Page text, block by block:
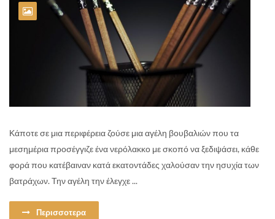
Κάποτε σε μια περιφέρεια ζούσε μια αγέλη βουβαλιών που τα
μεσημέρια προσέγγιζε ένα νερόλακκο με σκοπό να ξεδιψάσει, κάθε
φορά που κατέβαιναν κατά εκατοντάδες χαλούσαν την ησυχία των
βατράχων. Την αγέλη την έλεγχε ...
Περισσοτερα